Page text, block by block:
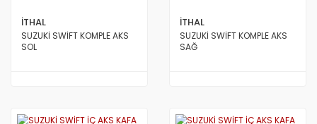
İTHAL
SUZUKİ SWİFT KOMPLE AKS
SOL
İTHAL
SUZUKİ SWİFT KOMPLE AKS
SAĞ